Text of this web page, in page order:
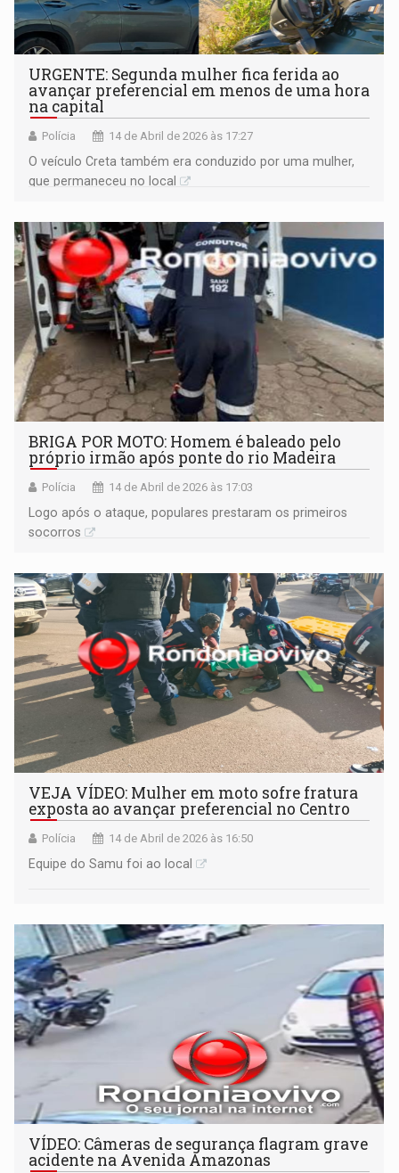
URGENTE: Segunda mulher fica ferida ao
avançar preferencial em menos de uma hora
na capital
Polícia 14 de Abril de 2026 às 17:27
O veículo Creta também era conduzido por uma mulher,
que permaneceu no local
BRIGA POR MOTO: Homem é baleado pelo
próprio irmão após ponte do rio Madeira
Polícia 14 de Abril de 2026 às 17:03
Logo após o ataque, populares prestaram os primeiros
socorros
VEJA VÍDEO: Mulher em moto sofre fratura
exposta ao avançar preferencial no Centro
Polícia 14 de Abril de 2026 às 16:50
Equipe do Samu foi ao local
VÍDEO: Câmeras de segurança flagram grave
acidente na Avenida Amazonas